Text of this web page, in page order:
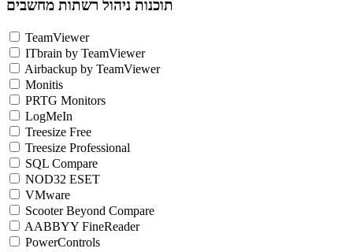
תוכנות ניהול רשתות מחשבים
TeamViewer
ITbrain by TeamViewer
Airbackup by TeamViewer
Monitis
PRTG Monitors
LogMeIn
Treesize Free
Treesize Professional
SQL Compare
NOD32 ESET
VMware
Scooter Beyond Compare
AABBYY FineReader
PowerControls